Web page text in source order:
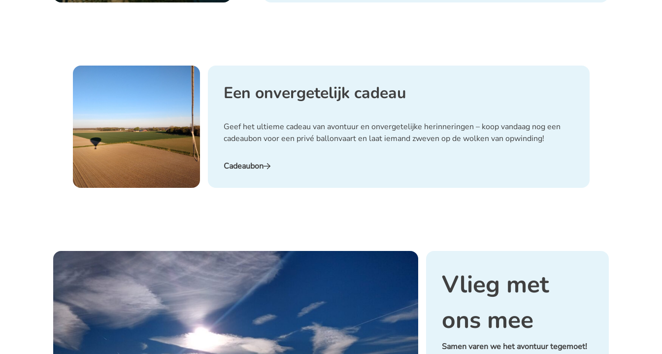
Een onvergetelijk cadeau
Geef het ultieme cadeau van avontuur en onvergetelijke herinneringen – koop vandaag nog een
cadeaubon voor een privé ballonvaart en laat iemand zweven op de wolken van opwinding!
Cadeaubon
Vlieg met
ons mee
Samen varen we het avontuur tegemoet!